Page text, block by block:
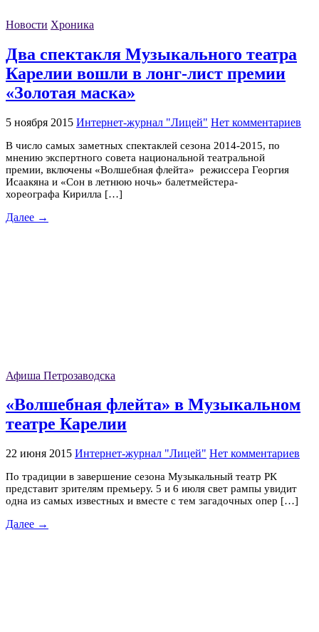
Новости Хроника
Два спектакля Музыкального театра
Карелии вошли в лонг-лист премии
«Золотая маска»
5 ноября 2015 Интернет-журнал "Лицей" Нет комментариев
В число самых заметных спектаклей сезона 2014-2015, по
мнению экспертного совета национальной театральной
премии, включены «Волшебная флейта» режиссера Георгия
Исаакяна и «Сон в летнюю ночь» балетмейстера-
хореографа Кирилла […]
Далее →
Афиша Петрозаводска
«Волшебная флейта» в Музыкальном
театре Карелии
22 июня 2015 Интернет-журнал "Лицей" Нет комментариев
По традиции в завершение сезона Музыкальный театр РК
представит зрителям премьеру. 5 и 6 июля свет рампы увидит
одна из самых известных и вместе с тем загадочных опер […]
Далее →